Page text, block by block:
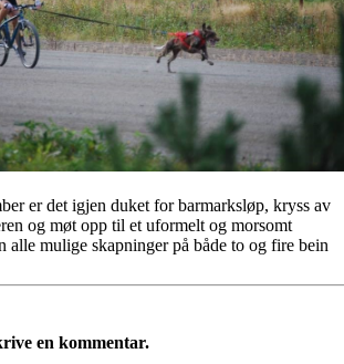
er det igjen duket for barmarksløp, kryss av
og møt opp til et uformelt og morsomt
alle mulige skapninger på både to og fire bein
en kommentar.